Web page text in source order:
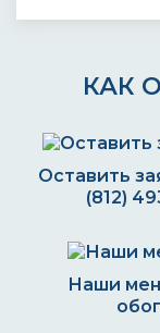
КАК
Оставить
(812)
Наши